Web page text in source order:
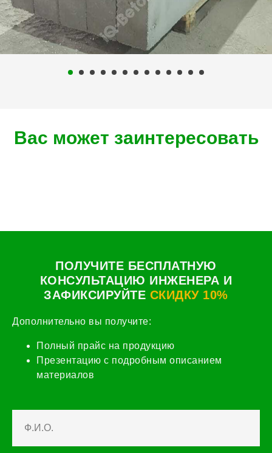
Вас может заинтересовать
ПОЛУЧИТЕ БЕСПЛАТНУЮ
КОНСУЛЬТАЦИЮ ИНЖЕНЕРА И
ЗАФИКСИРУЙТЕ СКИДКУ 10%
Дополнительно вы получите:
Полный прайс на продукцию
Презентацию с подробным описанием
материалов